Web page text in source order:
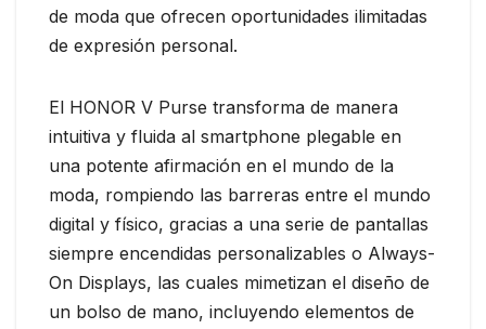
de moda que ofrecen oportunidades ilimitadas
de expresión personal.
El HONOR V Purse transforma de manera
intuitiva y fluida al smartphone plegable en
una potente afirmación en el mundo de la
moda, rompiendo las barreras entre el mundo
digital y físico, gracias a una serie de pantallas
siempre encendidas personalizables o Always-
On Displays, las cuales mimetizan el diseño de
un bolso de mano, incluyendo elementos de